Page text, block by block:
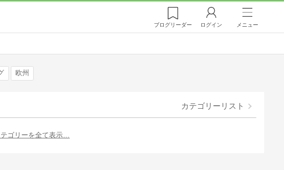
ブログリーダー ログイン メニュー
欧州
カテゴリーリスト
ゴリーを全て表示…